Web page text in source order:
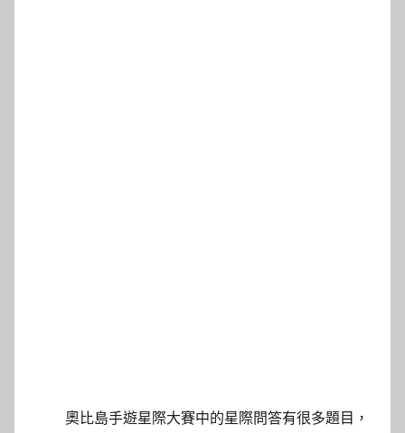
奧比島手遊星際大賽中的星際問答有很多題目，